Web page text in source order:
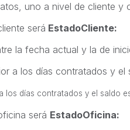
uno a nivel de cliente y
será EstadoCliente:
la fecha actual y la de
a los días contratados y el
los días contratados y el saldo
será EstadoOficina: